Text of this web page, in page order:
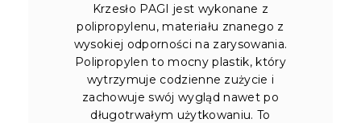
Krzesło PAGI jest wykonane z
polipropylenu, materiału znanego z
wysokiej odporności na zarysowania.
Polipropylen to mocny plastik, który
wytrzymuje codzienne zużycie i
zachowuje swój wygląd nawet po
długotrwałym użytkowaniu. To